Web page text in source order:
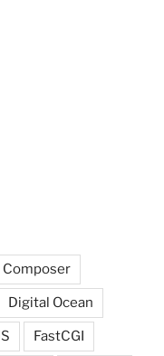
Composer
Digital Ocean
FastCGI